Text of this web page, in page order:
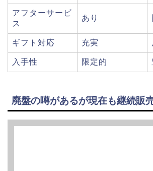
アフターサービ
ス
あり
ギフト対応 充実
入手性 限定的
廃盤の噂があるが現在も継続販